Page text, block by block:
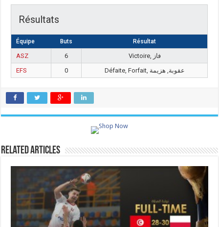
Résultats
Équipe Buts Résultat
ASZ 6
Victoire, فاز
EFS
0 Défaite, Forfait, عقوبة, هزيمة
Related Articles